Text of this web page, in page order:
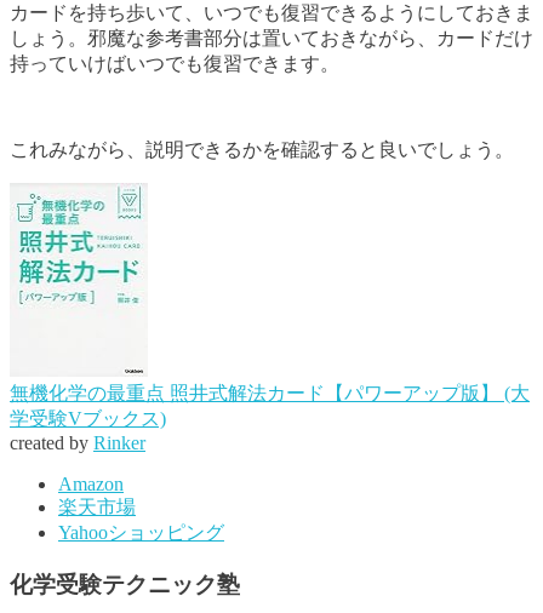
カードを持ち歩いて、いつでも復習できるようにしておきま
しょう。邪魔な参考書部分は置いておきながら、カードだけ
持っていけばいつでも復習できます。
これみながら、説明できるかを確認すると良いでしょう。
無機化学の最重点 照井式解法カード【パワーアップ版】 (大
学受験Vブックス)
created by Rinker
Amazon
楽天市場
Yahooショッピング
化学受験テクニック塾